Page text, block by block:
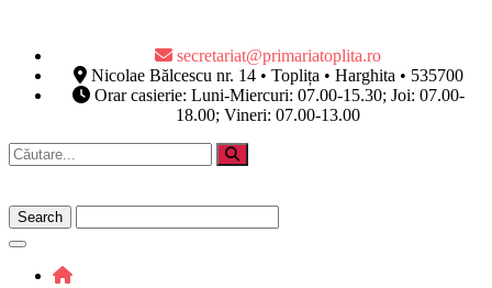
secretariat@primariatoplita.ro
Nicolae Bălcescu nr. 14 • Toplița • Harghita • 535700
Orar casierie: Luni-Miercuri: 07.00-15.30; Joi: 07.00-
18.00; Vineri: 07.00-13.00